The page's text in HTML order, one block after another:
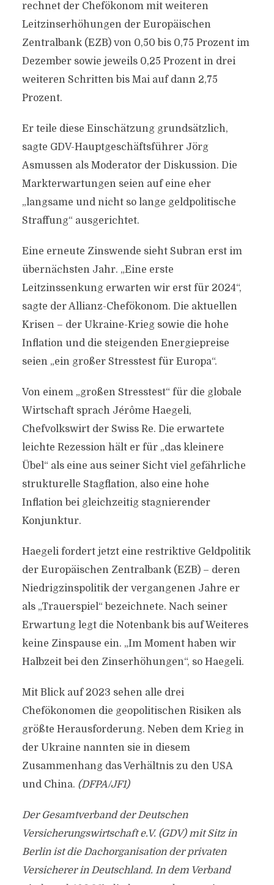
rechnet der Chefökonom mit weiteren
Leitzinserhöhungen der Europäischen
Zentralbank (EZB) von 0,50 bis 0,75 Prozent im
Dezember sowie jeweils 0,25 Prozent in drei
weiteren Schritten bis Mai auf dann 2,75
Prozent.
Er teile diese Einschätzung grundsätzlich,
sagte GDV-Hauptgeschäftsführer Jörg
Asmussen als Moderator der Diskussion. Die
Markterwartungen seien auf eine eher
„langsame und nicht so lange geldpolitische
Straffung“ ausgerichtet.
Eine erneute Zinswende sieht Subran erst im
übernächsten Jahr. „Eine erste
Leitzinssenkung erwarten wir erst für 2024“,
sagte der Allianz-Chefökonom. Die aktuellen
Krisen – der Ukraine-Krieg sowie die hohe
Inflation und die steigenden Energiepreise
seien „ein großer Stresstest für Europa“.
Von einem „großen Stresstest“ für die globale
Wirtschaft sprach Jérôme Haegeli,
Chefvolkswirt der Swiss Re. Die erwartete
leichte Rezession hält er für „das kleinere
Übel“ als eine aus seiner Sicht viel gefährliche
strukturelle Stagflation, also eine hohe
Inflation bei gleichzeitig stagnierender
Konjunktur.
Haegeli fordert jetzt eine restriktive Geldpolitik
der Europäischen Zentralbank (EZB) – deren
Niedrigzinspolitik der vergangenen Jahre er
als „Trauerspiel“ bezeichnete. Nach seiner
Erwartung legt die Notenbank bis auf Weiteres
keine Zinspause ein. „Im Moment haben wir
Halbzeit bei den Zinserhöhungen“, so Haegeli.
Mit Blick auf 2023 sehen alle drei
Chefökonomen die geopolitischen Risiken als
größte Herausforderung. Neben dem Krieg in
der Ukraine nannten sie in diesem
Zusammenhang das Verhältnis zu den USA
und China. (DFPA/JF1)
Der Gesamtverband der Deutschen
Versicherungswirtschaft e.V. (GDV) mit Sitz in
Berlin ist die Dachorganisation der privaten
Versicherer in Deutschland. In dem Verband